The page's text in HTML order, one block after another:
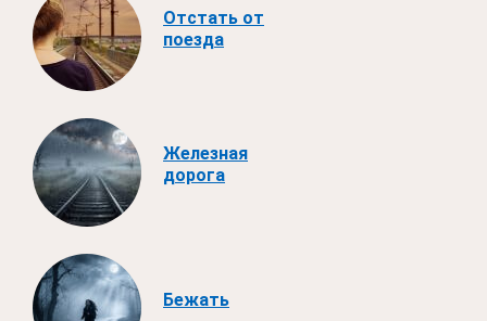
Отстать от
поезда
Железная
дорога
Бежать